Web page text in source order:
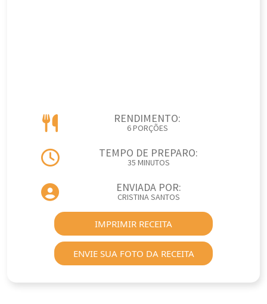
RENDIMENTO:
6 PORÇÕES
TEMPO DE PREPARO:
35 MINUTOS
ENVIADA POR:
CRISTINA SANTOS
IMPRIMIR RECEITA
ENVIE SUA FOTO DA RECEITA